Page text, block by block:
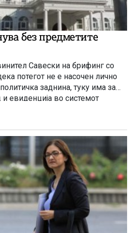
без предметите
Савески на брифинг со
потегот не е насочен лично
заднина, туку има за
евиденција во системот